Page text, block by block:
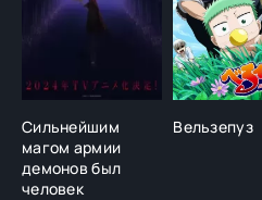
Сильнейшим
магом армии
демонов был
человек
Вельзепуз